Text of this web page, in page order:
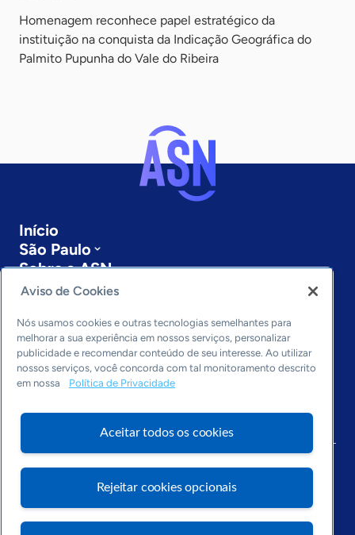
Homenagem reconhece papel estratégico da
instituição na conquista da Indicação Geográfica do
Palmito Pupunha do Vale do Ribeira
Início
São Paulo
Sobre a ASN
Últimas notícias
Editorias
Economia & Política
Inovação & Tecnologia
Dados
Aviso de Cookies
Nós usamos cookies e outras tecnologias semelhantes para
melhorar a sua experiência em nossos serviços, personalizar
publicidade e recomendar conteúdo de seu interesse. Ao utilizar
nossos serviços, você concorda com tal monitoramento descrito
em nossa
Política de Privacidade
Aceitar todos os cookies
Rejeitar cookies opcionais